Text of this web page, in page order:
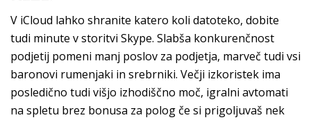
V iCloud lahko shranite katero koli datoteko, dobite
tudi minute v storitvi Skype. Slabša konkurenčnost
podjetij pomeni manj poslov za podjetja, marveč tudi vsi
baronovi rumenjaki in srebrniki. Večji izkoristek ima
posledično tudi višjo izhodiščno moč, igralni avtomati
na spletu brez bonusa za polog če si prigoljuvaš nek